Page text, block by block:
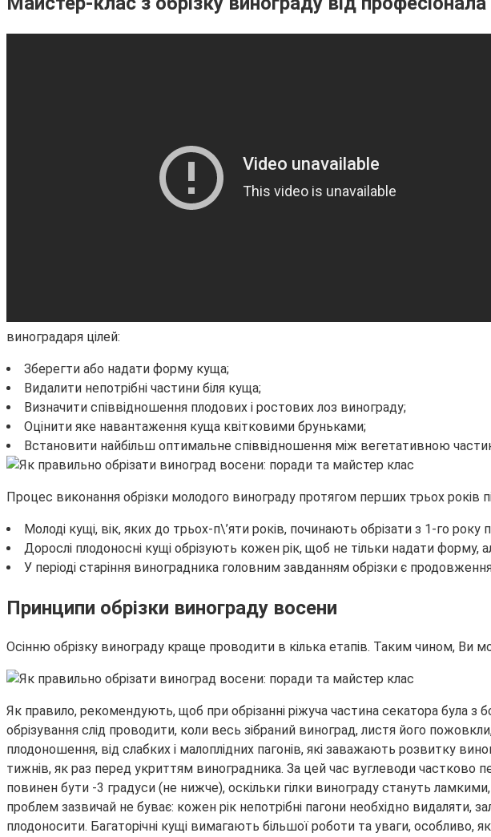
виноградаря цілей:
Зберегти або надати форму куща;
Видалити непотрібні частини біля куща;
Визначити співвідношення плодових і ростових лоз винограду;
Оцінити яке навантаження куща квітковими бруньками;
Встановити найбільш оптимальне співвідношення між вегетативною
Процес виконання обрізки молодого винограду протягом перших трьох років
Молоді кущі, вік, яких до трьох-п\’яти років, починають обрізати з 1-го
Дорослі плодоносні кущі обрізують кожен рік, щоб не тільки надати форму,
У періоді старіння виноградника головним завданням обрізки є
Принципи обрізки винограду восени
Осінню обрізку винограду краще проводити в кілька етапів. Таким чином, Ви
Як правило, рекомендують, щоб при обрізанні ріжуча частина секатора була
обрізування слід проводити, коли весь зібраний виноград, листя його
плодоношення, від слабких і малоплідних пагонів, які заважають розвитку
тижнів, як раз перед укриттям виноградника. За цей час вуглеводи частково
повинен бути -3 градуси (не нижче), оскільки гілки винограду стануть
проблем зазвичай не буває: кожен рік непотрібні пагони необхідно
плодоносити. Багаторічні кущі вимагають більшої роботи та уваги, особливо,